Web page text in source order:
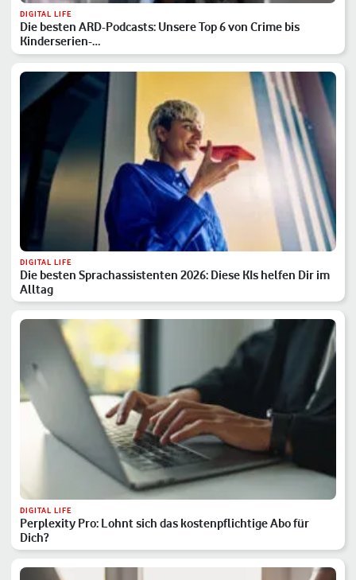
DIGITAL LIFE
Die besten ARD-Podcasts: Unsere Top 6 von Crime bis
Kinderserien-…
DIGITAL LIFE
Die besten Sprachassistenten 2026: Diese KIs helfen Dir im
Alltag
DIGITAL LIFE
Perplexity Pro: Lohnt sich das kostenpflichtige Abo für
Dich?